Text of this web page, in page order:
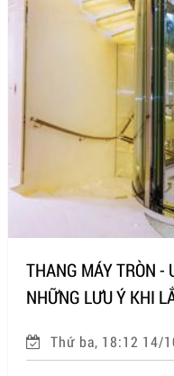
THANG MÁY TRÒN -
NHỮNG LƯU Ý KHI
Thứ ba, 18:12 14/